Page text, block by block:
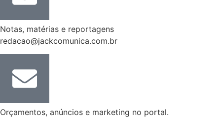
Notas, matérias e reportagens
redacao@jackcomunica.com.br
Orçamentos, anúncios e marketing no portal.